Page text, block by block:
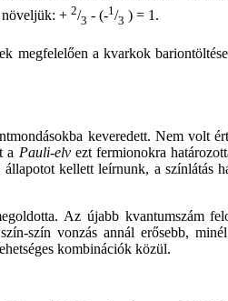
növeljük: + 2/3 - (-1 /3 ) = 1.
megfelelően a kvarkok bariontöltése
keveredett. Nem volt
a Pauli-elv ezt fermionokra
kellett leírnunk, a színlátás
Az újabb kvantumszám
szín vonzás annál erősebb,
kombinációk közül.